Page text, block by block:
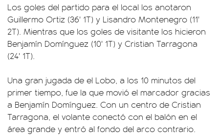
Los goles del partido para el local los anotaron
Guillermo Ortiz (36' 1T) y Lisandro Montenegro (11'
2T). Mientras que los goles de visitante los hicieron
Benjamín Domínguez (10' 1T) y Cristian Tarragona
(24' 1T).
Una gran jugada de el Lobo, a los 10 minutos del
primer tiempo, fue la que movió el marcador gracias
a Benjamín Domínguez. Con un centro de Cristian
Tarragona, el volante conectó con el balón en el
área grande y entró al fondo del arco contrario.